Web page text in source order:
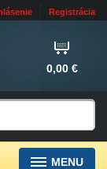
Registrácia
0,00 €
MENU